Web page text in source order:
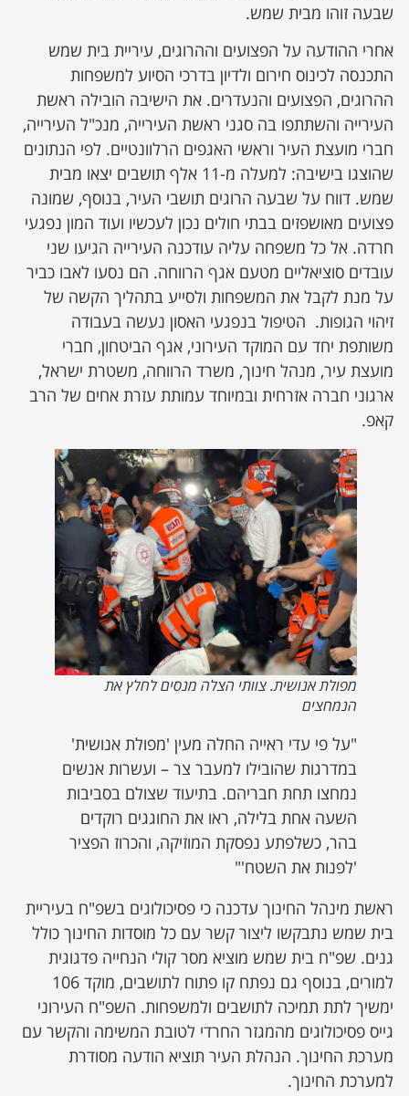
שבעה זוהו מבית שמש.
אחרי ההודעה על הפצועים וההרוגים, עיריית בית שמש
התכנסה לכינוס חירום ולדיון בדרכי הסיוע למשפחות
ההרוגים, הפצועים והנעדרים. את הישיבה הובילה ראשת
העירייה והשתתפו בה סגני ראשת העירייה, מנכ"ל העירייה,
חברי מועצת העיר וראשי האגפים הרלוונטיים. לפי הנתונים
שהוצגו בישיבה: למעלה מ-11 אלף תושבים יצאו מבית
שמש. דווח על שבעה הרוגים תושבי העיר, בנוסף, שמונה
פצועים מאושפזים בבתי חולים נכון לעכשיו ועוד המון נפגעי
חרדה. אל כל משפחה עליה עודכנה העירייה הגיעו שני
עובדים סוציאליים מטעם אגף הרווחה. הם נסעו לאבו כביר
על מנת לקבל את המשפחות ולסייע בתהליך הקשה של
זיהוי הגופות. הטיפול בנפגעי האסון נעשה בעבודה
משותפת יחד עם המוקד העירוני, אגף הביטחון, חברי
מועצת עיר, מנהל חינוך, משרד הרווחה, משטרת ישראל,
ארגוני חברה אזרחית ובמיוחד עמותת עזרת אחים של הרב
קאפ.
מפולת אנושית. צוותי הצלה מנסים לחלץ את
הנמחצים
"על פי עדי ראייה החלה מעין 'מפולת אנושית'
במדרגות שהובילו למעבר צר – ועשרות אנשים
נמחצו תחת חבריהם. בתיעוד שצולם בסביבות
השעה אחת בלילה, ראו את החוגגים רוקדים
בהר, כשלפתע נפסקת המוזיקה, והכרוז הפציר
'לפנות את השטח'"
ראשת מינהל החינוך עדכנה כי פסיכולוגים בשפ"ח בעיריית
בית שמש נתבקשו ליצור קשר עם כל מוסדות החינוך כולל
גנים. שפ"ח בית שמש מוציא מסר קולי הנחייה פדגוגית
למורים, בנוסף גם נפתח קו פתוח לתושבים, מוקד 106
ימשיך לתת תמיכה לתושבים ולמשפחות. השפ"ח העירוני
גייס פסיכולוגים מהמגזר החרדי לטובת המשימה והקשר עם
מערכת החינוך. הנהלת העיר תוציא הודעה מסודרת
למערכת החינוך.